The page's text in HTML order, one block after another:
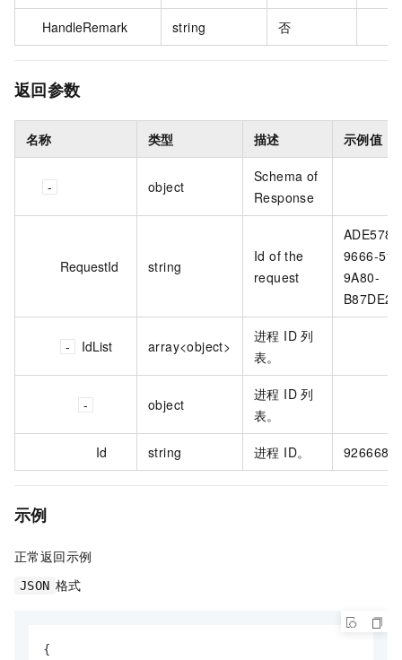
HandleRemark string 否
返回参数
名称 类型 描述 示例值
object
Schema of
Response
RequestId string
Id of the
request
9666-
9A80-
IdList array<object>
进程 ID 列
表。
object
进程 ID 列
表。
Id string 进程 ID。
示例
正常返回示例
JSON 格式
{